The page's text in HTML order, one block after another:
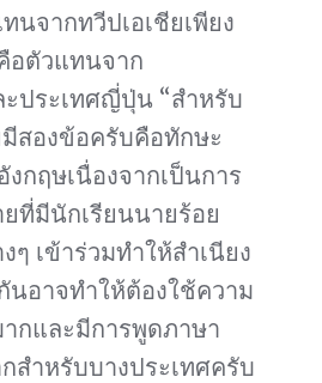
นจากทวีปเอเชียเพียง
อตัวแทนจาก
ะประเทศญี่ปุ่น “สำหรับ
สองข้อครับคือทักษะ
กฤษเนื่องจากเป็นการ
ที่มีนักเรียนนายร้อย
ๆ เข้าร่วมทำให้สำเนียง
นอาจทำให้ต้องใช้ความ
กและมีการพูดภาษา
สำหรับบางประเทศครับ